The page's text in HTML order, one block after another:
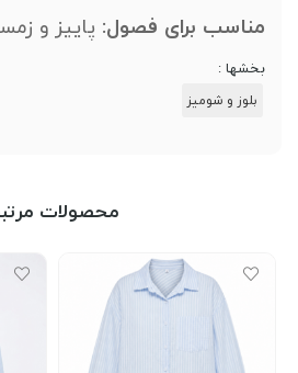
مناسببرای فصول:پاییز و زمستان
بخشها :
بلوز و شومیز
محصولات مرتبط